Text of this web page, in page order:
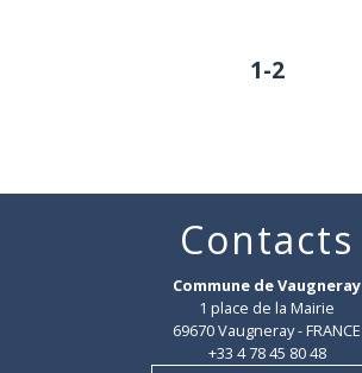
1-2
Contacts
Commune de Vaugneray
1 place de la Mairie
69670 Vaugneray - FRANCE
+33 4 78 45 80 48